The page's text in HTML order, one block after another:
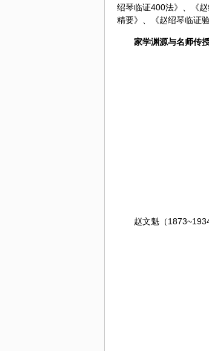
绍琴临证400法》、《
精要》、《赵绍琴临证
家学渊源与名师传
赵文魁（1873~1934